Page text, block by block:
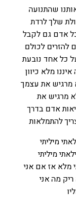
שהתנועה
שלך לרדת
אדם גם לקבל
להזרים לכולם
כל אחד נובעת
מלא כיוון
את עצמך
מרגיש את
אדם בדרך
להתמלאות
מיליתי
מיליתי
מלא אז אם אני
מה אני